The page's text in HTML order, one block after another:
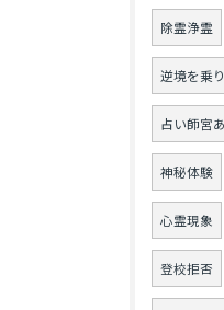
除霊浄霊
逆境を乗
占い師宮
神秘体験
心霊現象
登校拒否